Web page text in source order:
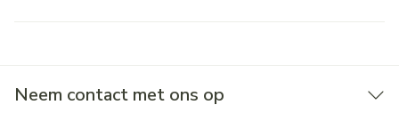
Neem contact met ons op